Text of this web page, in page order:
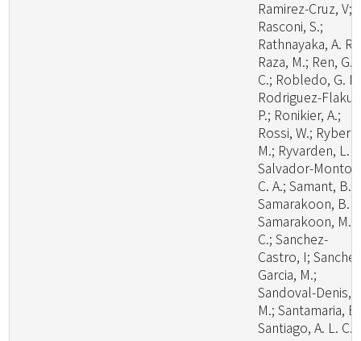
Ramirez-Cruz, V;
Rasconi, S.;
Rathnayaka, A. R.;
Raza, M.; Ren, G.
C.; Robledo, G.
Rodriguez-
P.; Ronikier, A.;
Rossi, W.; Ryberg,
M.; Ryvarden, L.
Salvador-
C. A.; Samant, B.;
Samarakoon, B.
Samarakoon, M.
C.; Sanchez-
Castro, I;
Garcia, M.;
Sandoval-Denis,
M.; Santamaria,
Santiago, A. L. C.